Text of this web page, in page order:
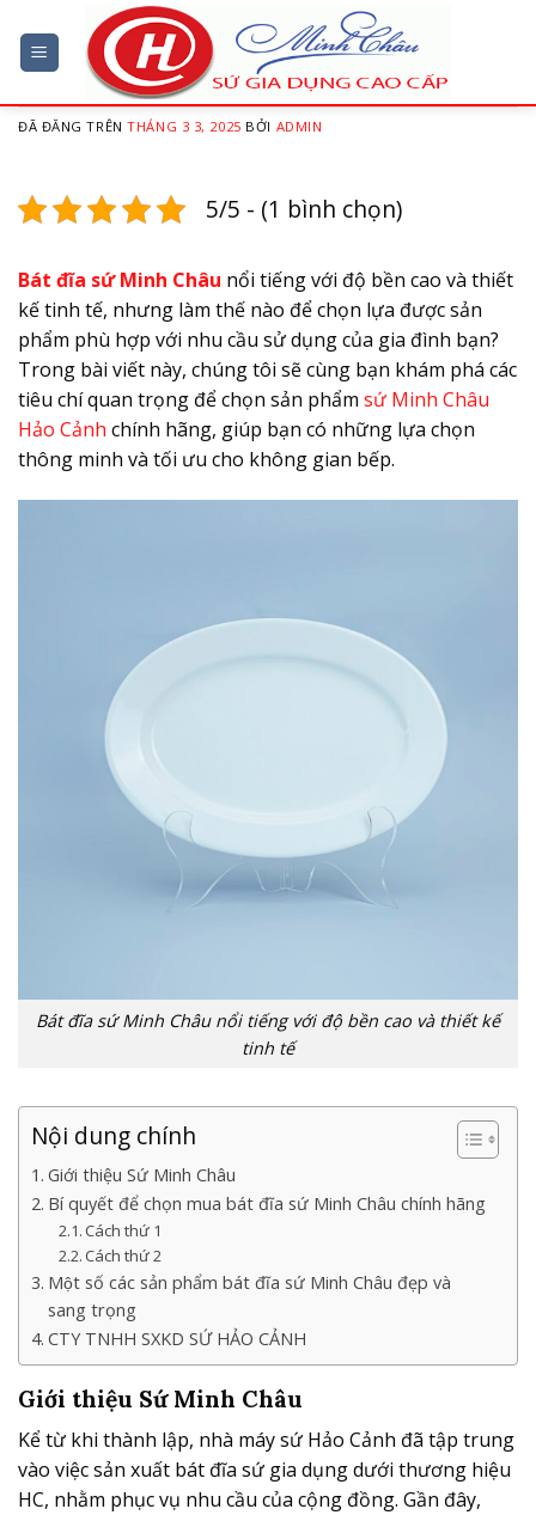
đến
nội
dung
Tiêu chí lựa chọn bát đĩa sứ Minh
Châu chính hãng
ĐÃ ĐĂNG TRÊNTHÁNG 3 3, 2025 BỞI ADMIN
5/5 - (1 bình chọn)
Bát đĩa sứ Minh Châu nổi tiếng với độ bền cao và thiết
kế tinh tế, nhưng làm thế nào để chọn lựa được sản
phẩm phù hợp với nhu cầu sử dụng của gia đình bạn?
Trong bài viết này, chúng tôi sẽ cùng bạn khám phá các
tiêu chí quan trọng để chọn sản phẩm sứ Minh Châu
Hảo Cảnh chính hãng, giúp bạn có những lựa chọn
thông minh và tối ưu cho không gian bếp.
Bát đĩa sứ Minh Châu nổi tiếng với độ bền cao và thiết kế
tinh tế
Nội dung chính
Giới thiệu Sứ Minh Châu
Bí quyết để chọn mua bát đĩa sứ Minh Châu chính hãng
Cách thứ 1
Cách thứ 2
Một số các sản phẩm bát đĩa sứ Minh Châu đẹp và
sang trọng
CTY TNHH SXKD SỨ HẢO CẢNH
Giới thiệu Sứ Minh Châu
Kể từ khi thành lập, nhà máy sứ Hảo Cảnh đã tập trung
vào việc sản xuất bát đĩa sứ gia dụng dưới thương hiệu
HC, nhằm phục vụ nhu cầu của cộng đồng. Gần đây,